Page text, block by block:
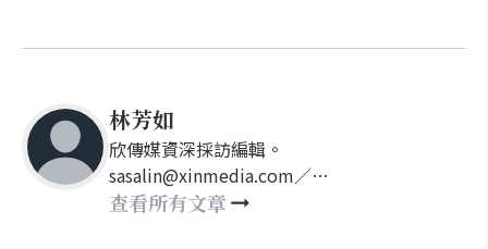
林芳如
欣傳媒資深採訪編輯。
sasalin@xinmedia.com／
happy21917@gmail.com
查看所有文章